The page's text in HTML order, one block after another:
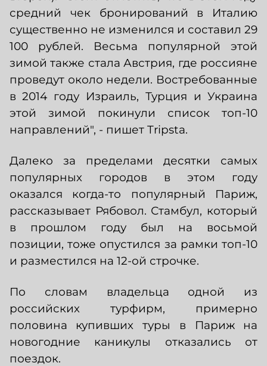
средний чек бронирований в Италию
существенно не изменился и составил 29
100 рублей. Весьма популярной этой
зимой также стала Австрия, где россияне
проведут около недели. Востребованные
в 2014 году Израиль, Турция и Украина
этой зимой покинули список топ-10
направлений", - пишет Tripsta.
Далеко за пределами десятки самых
популярных городов в этом году
оказался когда-то популярный Париж,
рассказывает Рябовол. Стамбул, который
в прошлом году был на восьмой
позиции, тоже опустился за рамки топ-10
и разместился на 12-ой строчке.
По словам владельца одной из
российских турфирм, примерно
половина купивших туры в Париж на
новогодние каникулы отказались от
поездок.